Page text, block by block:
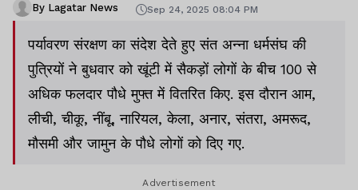
By Lagatar News Sep 24, 2025 08:04 PM
पर्यावरण संरक्षण का संदेश देते हुए संत अन्ना धर्मसंघ की
पुत्रियों ने बुधवार को खूंटी में सैकड़ों लोगों के बीच 100 से
अधिक फलदार पौधे मुफ्त में वितरित किए. इस दौरान आम,
लीची, चीकू, नींबू, नारियल, केला, अनार, संतरा, अमरूद,
मौसमी और जामुन के पौधे लोगों को दिए गए.
Advertisement